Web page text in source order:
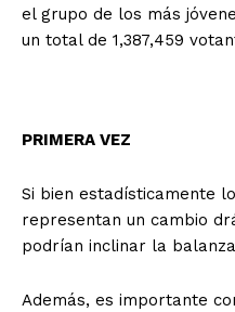
el grupo de los más
un total de 1,387,459
PRIMERA VEZ
Si bien estadísticamente
representan un cambio
podrían inclinar la
Además, es importante